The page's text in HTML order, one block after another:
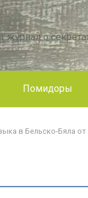
журнал о
Помидоры
в Бельско-Бяла